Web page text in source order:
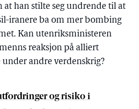
han stilte seg undrende til at
iranere ba om mer bombing
Kan utenriksministeren
reaksjon på alliert
andre verdenskrig?
og risiko i